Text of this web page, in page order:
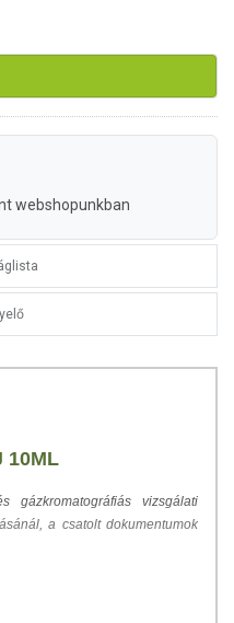
webshopunkban
10ML
gázkromatográfiás vizsgálati
a csatolt dokumentumok